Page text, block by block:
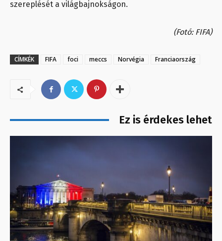
szereplését a világbajnokságon.
(Fotó: FIFA)
CÍMKÉK FIFA foci meccs Norvégia Franciaország
Ez is érdekes lehet